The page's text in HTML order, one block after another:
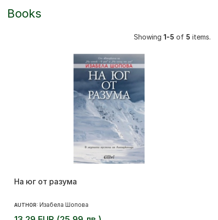
Books
Showing 1-5 of 5 items.
На юг от разума
AUTHOR: Изабела Шопова